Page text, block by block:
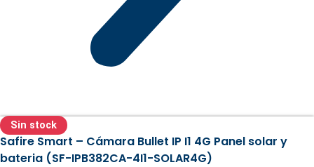
Sin stock
Safire Smart – Cámara Bullet IP I1 4G Panel solar y
bateria (SF-IPB382CA-4I1-SOLAR4G)